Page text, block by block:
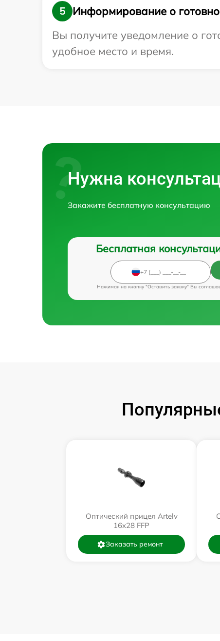
5
Информирование о
Вы получите уведомление о
удобное место и время.
Нужна
Закажите бесплатную консультацию
Бесплатная
Нажимая на кнопку "Оставить заявку" Вы
Оптический прицел Artelv
16x28 FFP
Заказать ремонт